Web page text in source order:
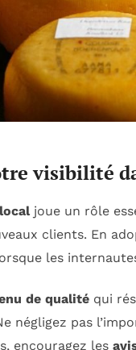
visibilité
joue un rôle
clients. En
les
de qualité qui
négligez pas
encouragez les